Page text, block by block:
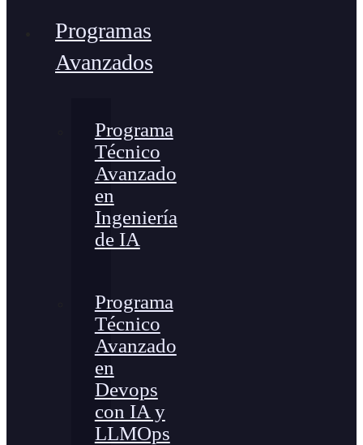
Programas
Avanzados
Programa
Técnico
Avanzado
en
Ingeniería
de IA
Programa
Técnico
Avanzado
en
Devops
con IA y
LLMOps